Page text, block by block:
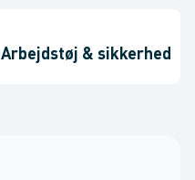
Arbejdstøj & sikkerhed